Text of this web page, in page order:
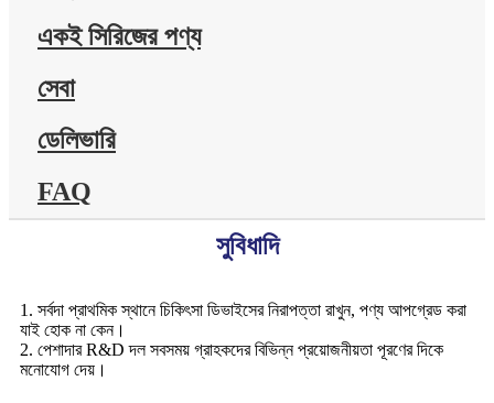
একই সিরিজের পণ্য
সেবা
ডেলিভারি
FAQ
সুবিধাদি
1. সর্বদা প্রাথমিক স্থানে চিকিৎসা ডিভাইসের নিরাপত্তা রাখুন, পণ্য আপগ্রেড করা
যাই হোক না কেন।
2. পেশাদার R&D দল সবসময় গ্রাহকদের বিভিন্ন প্রয়োজনীয়তা পূরণের দিকে
মনোযোগ দেয়।